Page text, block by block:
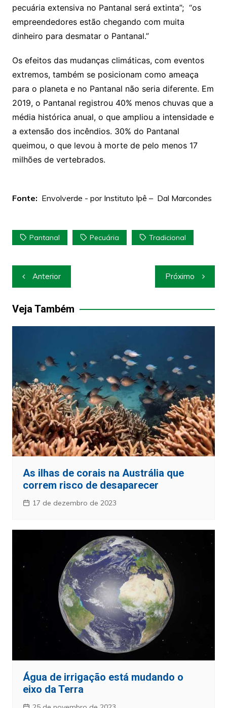
pecuária extensiva no Pantanal será extinta”; “os
empreendedores estão chegando com muita
dinheiro para desmatar o Pantanal.”
Os efeitos das mudanças climáticas, com eventos
extremos, também se posicionam como ameaça
para o planeta e no Pantanal não seria diferente. Em
2019, o Pantanal registrou 40% menos chuvas que a
média histórica anual, o que ampliou a intensidade e
a extensão dos incêndios. 30% do Pantanal
queimou, o que levou à morte de pelo menos 17
milhões de vertebrados.
Fonte: Envolverde - por Instituto Ipê – Dal Marcondes
Pantanal Pecuária Tradicional
Navegação
de
Post
Anterior Próximo
Veja Também
As ilhas de corais na Austrália que
correm risco de desaparecer
17 de dezembro de 2023
Água de irrigação está mudando o
eixo da Terra